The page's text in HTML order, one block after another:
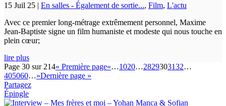
15 Juil 25 | En salles - Également de sortie..., Film, L'actu
Avec ce premier long-métrage extrêmement personnel, Maxime
Jean-Baptiste signe un film humaniste et modeste qui nous touche en
plein cœur;
lire plus
Page 30 sur 214« Première page«…1020…2829303132…
405060…»Dernière page »
Partagez
Épingle